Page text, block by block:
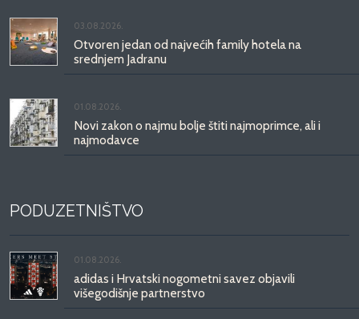
03.08.2026.
Otvoren jedan od najvećih family hotela na
srednjem Jadranu
01.08.2026.
Novi zakon o najmu bolje štiti najmoprimce, ali i
najmodavce
PODUZETNIŠTVO
01.08.2026.
adidas i Hrvatski nogometni savez objavili
višegodišnje partnerstvo